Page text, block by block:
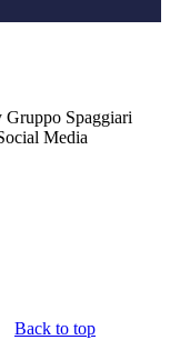
Gruppo Spaggiari
Media
Back to top